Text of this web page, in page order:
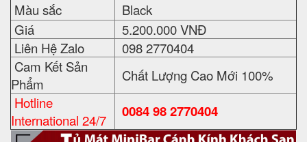
Màu sắc
Black
Giá
5.200.000 VNĐ
Liên Hệ Zalo
098 2770404
Cam Kết Sản
Phẩm
Chất Lượng Cao Mới 100%
Hotline
International 24/7
0084 98 2770404